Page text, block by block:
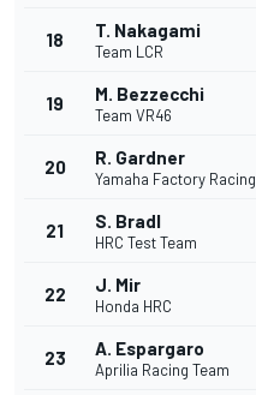
18 T. Nakagami
Team LCR
19 M. Bezzecchi
Team VR46
20 R. Gardner
Yamaha Factory Racing
21 S. Bradl
HRC Test Team
22 J. Mir
Honda HRC
23 A. Espargaro
Aprilia Racing Team